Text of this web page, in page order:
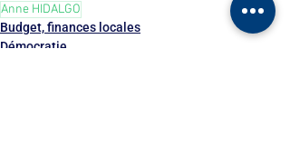
Anne HIDALGO
Budget, finances locales
Démocratie